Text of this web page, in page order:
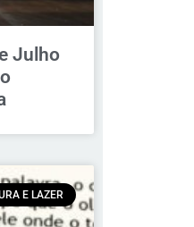
Julho
E LAZER